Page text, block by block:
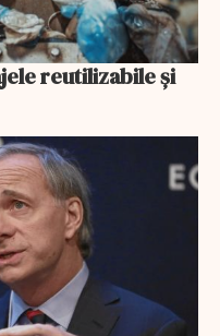
reutilizabile și